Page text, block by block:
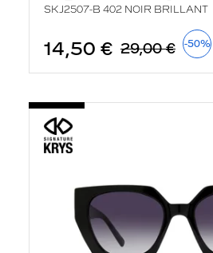
SKJ2507-B 402 NOIR BRILLANT
14,50 € 29,00 € -50%